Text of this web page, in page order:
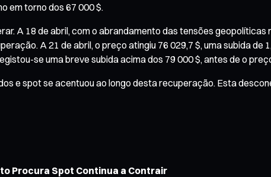
em torno dos 67 000 $.
A 18 de abril, com o abrandamento das tensões
A 21 de abril, o preço atingiu 76 029,7 $, uma subida de
se uma breve subida acima dos 79 000 $, antes de o
e spot se acentuou ao longo desta recuperação. Esta
Procura Spot Continua a Contrair